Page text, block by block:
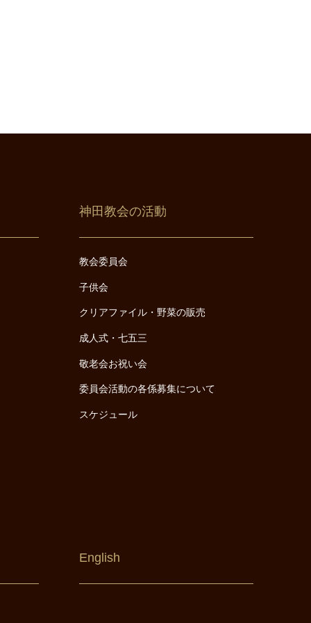
神田教会の活動
教会委員会
子供会
クリアファイル・野菜の販売
成人式・七五三
敬老会お祝い会
委員会活動の各係募集について
スケジュール
English